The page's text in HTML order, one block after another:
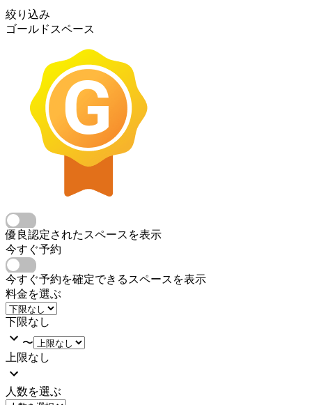
絞り込み
ゴールドスペース
優良認定されたスペースを表示
今すぐ予約
今すぐ予約を確定できるスペースを表示
料金を選ぶ
下限なし
〜
上限なし
人数を選ぶ